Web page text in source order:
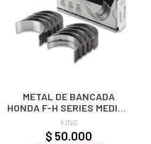
METAL DE BANCADA
HONDA F-H SERIES MEDIDA
STD (50MM) | KING
KING
$ 50.000